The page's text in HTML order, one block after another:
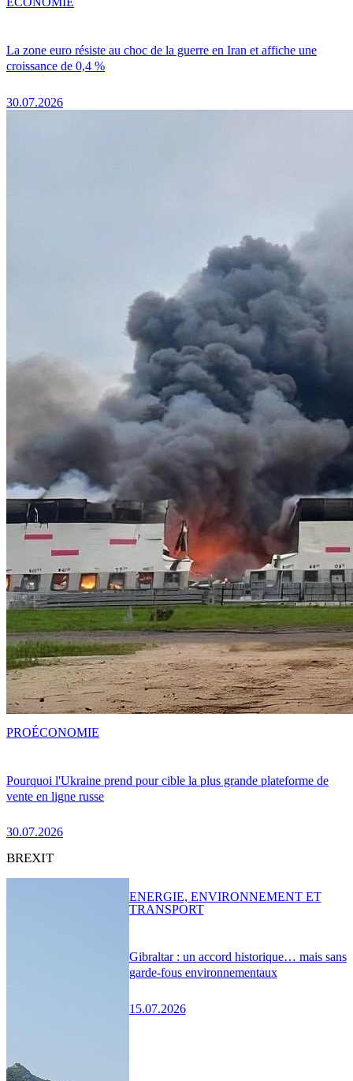
La zone euro résiste au choc de la guerre en Iran et affiche une
croissance de 0,4 %
30.07.2026
Pourquoi l'Ukraine prend pour cible la plus grande plateforme de
vente en ligne russe
30.07.2026
PROÉCONOMIE
BREXIT
Gibraltar : un accord historique… mais sans
garde-fous environnementaux
15.07.2026
ENERGIE, ENVIRONNEMENT ET
TRANSPORT